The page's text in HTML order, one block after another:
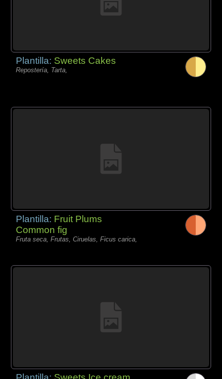
Plantilla: Sweets Cakes
Repostería, Tarta,
Plantilla: Fruit Plums
Common fig
Fruta seca, Frutas, Ciruelas, Ficus carica,